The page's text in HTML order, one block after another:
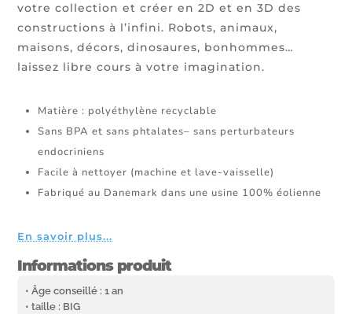
votre collection et créer en 2D et en 3D des
constructions à l’infini. Robots, animaux,
maisons, décors, dinosaures, bonhommes…
laissez libre cours à votre imagination.
Matière : polyéthylène recyclable
Sans BPA et sans phtalates– sans perturbateurs
endocriniens
Facile à nettoyer (machine et lave-vaisselle)
Fabriqué au Danemark dans une usine 100% éolienne
En savoir plus...
Informations produit
• Âge conseillé : 1 an
• taille : BIG